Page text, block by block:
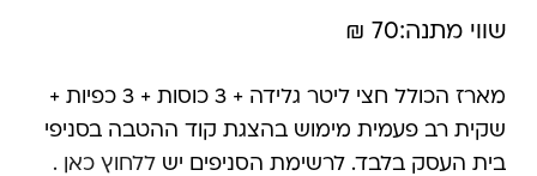
שווי מתנה:70 ₪
מארז הכולל חצי ליטר גלידה + 3 כוסות + 3 כפיות +
שקית רב פעמית מימוש בהצגת קוד ההטבה בסניפי
בית העסק בלבד. לרשימת הסניפים יש
ללחוץ כאן .